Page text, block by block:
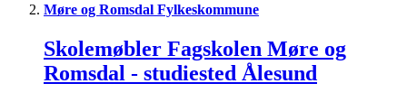
Møre og Romsdal Fylkeskommune
Skolemøbler Fagskolen Møre og
Romsdal - studiested Ålesund